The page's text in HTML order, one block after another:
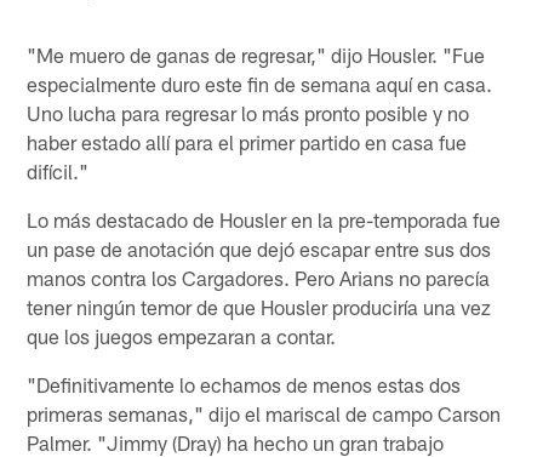
"Me muero de ganas de regresar," dijo Housler. "Fue
especialmente duro este fin de semana aquí en casa.
Uno lucha para regresar lo más pronto posible y no
haber estado allí para el primer partido en casa fue
difícil."
Lo más destacado de Housler en la pre-temporada fue
un pase de anotación que dejó escapar entre sus dos
manos contra los Cargadores. Pero Arians no parecía
tener ningún temor de que Housler produciría una vez
que los juegos empezaran a contar.
"Definitivamente lo echamos de menos estas dos
primeras semanas," dijo el mariscal de campo Carson
Palmer. "Jimmy (Dray) ha hecho un gran trabajo